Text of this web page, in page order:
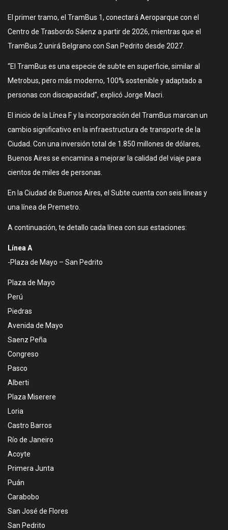
El primer tramo, el TramBus 1, conectará Aeroparque con el
Centro de Trasbordo Sáenz a partir de 2026, mientras que el
TramBus 2 unirá Belgrano con San Pedrito desde 2027.
“El TramBus es una especie de subte en superficie, similar al
Metrobus, pero más moderno, 100% sostenible y adaptado a
personas con discapacidad”, explicó Jorge Macri.
El inicio de la Línea F y la incorporación del TramBus marcan un
cambio significativo en la infraestructura de transporte de la
Ciudad. Con una inversión total de 1.850 millones de dólares,
Buenos Aires se encamina a mejorar la calidad del viaje para
cientos de miles de personas.
En la Ciudad de Buenos Aires, el Subte cuenta con seis líneas y
una línea de Premetro.
A continuación, te detallo cada línea con sus estaciones:
Línea A
-Plaza de Mayo – San Pedrito
Plaza de Mayo
Perú
Piedras
Avenida de Mayo
Saenz Peña
Congreso
Pasco
Alberti
Plaza Miserere
Loria
Castro Barros
Río de Janeiro
Acoyte
Primera Junta
Puán
Carabobo
San José de Flores
San Pedrito